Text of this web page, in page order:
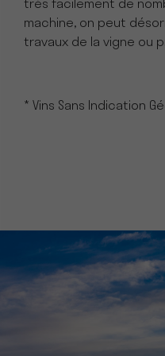
très facilement de
machine, on peut
travaux de la vigne ou
* Vins Sans Indication